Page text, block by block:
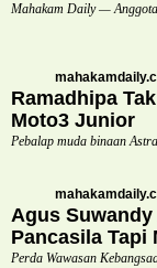
Mahakam Daily —
Ramadhipa
Moto3 Junior
Pebalap muda binaan
Agus Suwandy
Pancasila Tapi
Perda Wawasan